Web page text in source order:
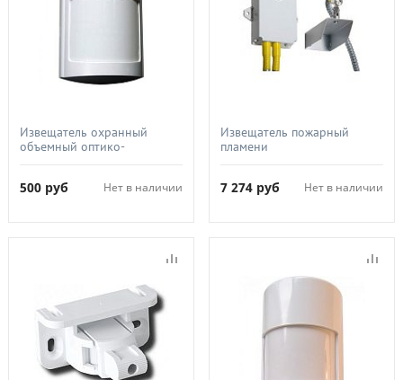
Извещатель охранный
объемный оптико-
500 руб Нет в наличии
Извещатель пожарный
пламени
Спектрон-220
7 274 руб Нет в наличии